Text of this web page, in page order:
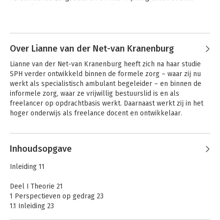
Uniek aan het boek:
- Bundeling van inzichten uit de psychologie, pedagogiek en
- Logische opbouw en een consequent doorgevoerde
structuur, waarbij rekening is gehouden met verschillende
leer- en verwerkingsstijlen.
- Elk hoofdstuk bevat leerdoelen en opdrachten op alle
niveaus van Bloom.
- Online materiaal
De website omvat onder andere:
groepsopdrachten;
- zelftoetsmogelijkheden;
- begrippentrainer.
'Systeemgericht werken in sociale beroepen' is geschreven
voor hbo-studenten die een sociale opleiding volgen,
bijvoorbeeld toegepaste psychologie, social work en
pedagogiek. Het boek kan worden ingezet in alle leerjaren van
Over Lianne van der Net-van Kranenburg
Lianne van der Net-van Kranenburg heeft zich na haar studie
SPH verder ontwikkeld binnen de formele zorg – waar zij nu
werkt als specialistisch ambulant begeleider – en binnen de
informele zorg, waar ze vrijwillig bestuurslid is en als
freelancer op opdrachtbasis werkt. Daarnaast werkt zij in het
hoger onderwijs als freelance docent en ontwikkelaar.
Inhoudsopgave
Inleiding 11
Deel I Theorie 21
1 Perspectieven op gedrag 23
1.1 Inleiding 23